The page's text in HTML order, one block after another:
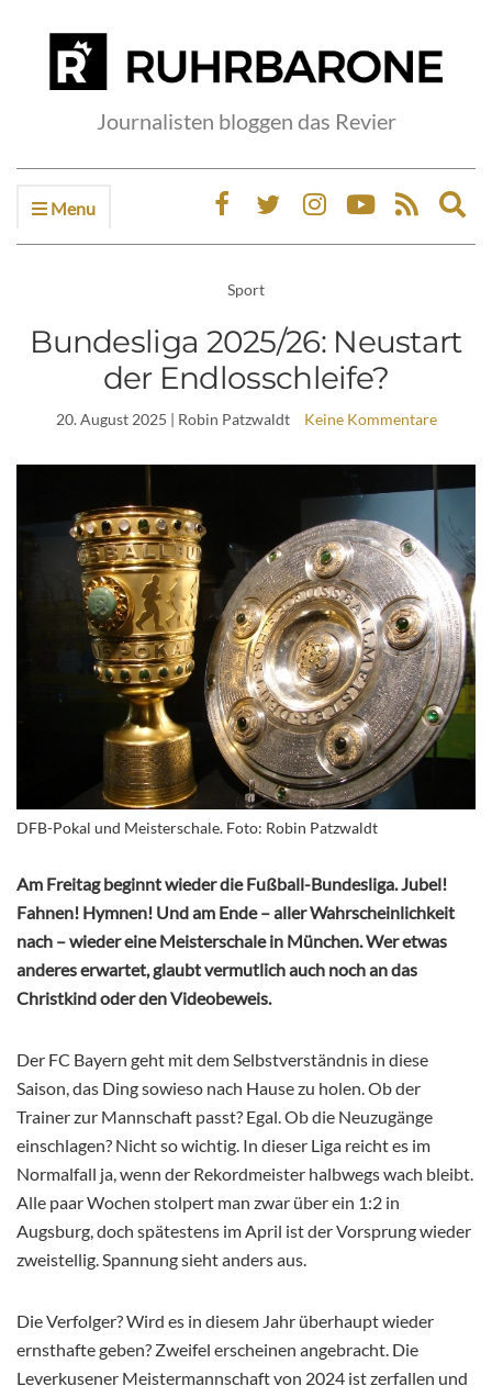
Journalisten bloggen das Revier
Menu
Sport
Bundesliga 2025/26: Neustart
der Endlosschleife?
20. August 2025 | Robin Patzwaldt Keine Kommentare
DFB-Pokal und Meisterschale. Foto: Robin Patzwaldt
Am Freitag beginnt wieder die Fußball-Bundesliga. Jubel!
Fahnen! Hymnen! Und am Ende – aller Wahrscheinlichkeit
nach – wieder eine Meisterschale in München. Wer etwas
anderes erwartet, glaubt vermutlich auch noch an das
Christkind oder den Videobeweis.
Der FC Bayern geht mit dem Selbstverständnis in diese
Saison, das Ding sowieso nach Hause zu holen. Ob der
Trainer zur Mannschaft passt? Egal. Ob die Neuzugänge
einschlagen? Nicht so wichtig. In dieser Liga reicht es im
Normalfall ja, wenn der Rekordmeister halbwegs wach bleibt.
Alle paar Wochen stolpert man zwar über ein 1:2 in
Augsburg, doch spätestens im April ist der Vorsprung wieder
zweistellig. Spannung sieht anders aus.
Die Verfolger?Wird es in diesem Jahr überhaupt wieder
ernsthafte geben? Zweifel erscheinen angebracht. Die
Leverkusener Meistermannschaft von 2024 ist zerfallen und